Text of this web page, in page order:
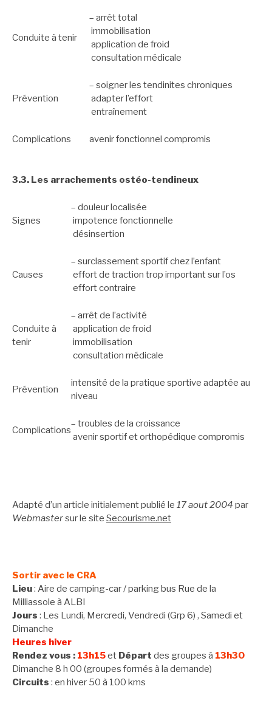
Conduite à tenir
– arrêt total
immobilisation
application de froid
consultation médicale
Prévention
– soigner les tendinites chroniques
adapter l’effort
entraînement
Complications avenir fonctionnel compromis
3.3. Les arrachements ostéo-tendineux
Signes
– douleur localisée
impotence fonctionnelle
désinsertion
Causes
– surclassement sportif chez l’enfant
effort de traction trop important sur l’os
effort contraire
Conduite à
tenir
– arrêt de l’activité
application de froid
immobilisation
consultation médicale
Prévention
intensité de la pratique sportive adaptée au
niveau
Complications
– troubles de la croissance
avenir sportif et orthopédique compromis
Adapté d’un article initialement publié le 17 aout 2004 par
Webmastersur le site Secourisme.net
Sortir avec le CRA
Lieu: Aire de camping-car / parking bus Rue de la
Milliassole à ALBI
Jours : Les Lundi, Mercredi, Vendredi (Grp 6) , Samedi et
Dimanche
Heures hiver
Rendez vous : 13h15et Départ des groupes à 13h30
Dimanche 8 h 00 (groupes formés à la demande)
Circuits : en hiver 50 à 100 kms